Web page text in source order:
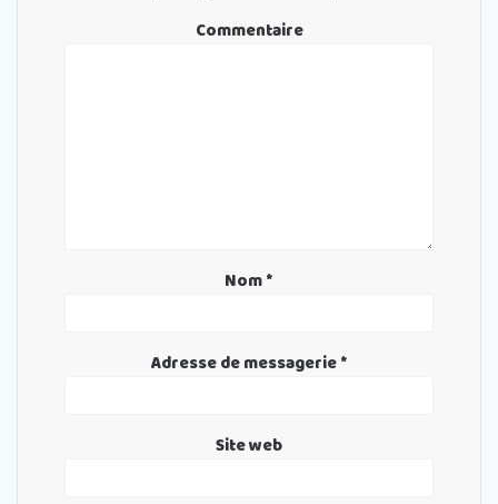
Commentaire
Nom*
Adresse de messagerie*
Site web